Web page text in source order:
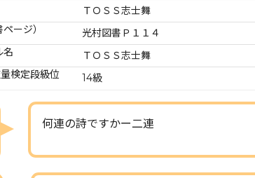
ＴＯＳＳ志士舞
ージ）
光村図書Ｐ１１４
名
ＴＯＳＳ志士舞
検定段級位
14級
何連の詩ですかー二連